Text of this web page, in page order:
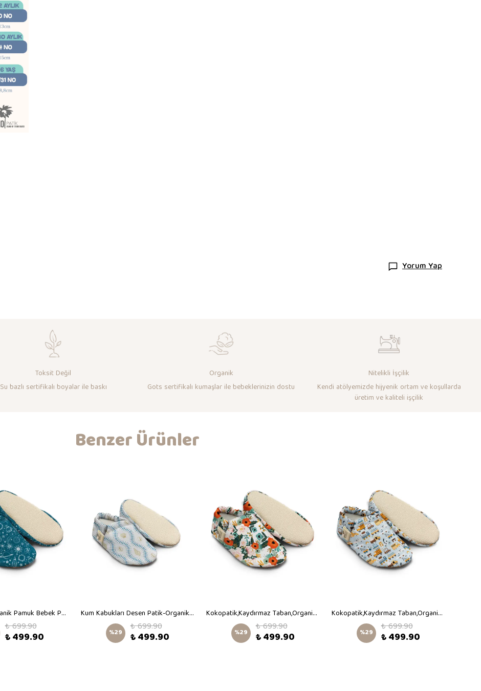
Yorum Yap
Toksit Değil
Su bazlı sertifikalı boyalar ile baskı
Organik
Gots sertifikalı kumaşlar ile bebeklerinizin dostu
Nitelikli İşçilik
Kendi atölyemizde hijyenik ortam ve koşullarda
üretim ve kaliteli işçilik
Benzer Ürünler
Kokopatik,Organik Pamuk Bebek Patiği,Kaydırmaz Taban,Yenidoğan Patik,Ev Kreş Ayakkabısı,Uzay Desen Patik
₺ 699.90
₺ 499.90
Kum Kabukları Desen Patik-Organik Pamuk Bebek Patiği, Kaydırmaz Taban, Yenidoğan Patik
%29 ₺ 699.90
₺ 499.90
Kokopatik,Kaydırmaz Taban,Organik Pamuk Astarlı Ev Patiği,İlk Adım Ayakkabısı,Nisan Çiçekleri Desenli Patik
%29 ₺ 699.90
₺ 499.90
Kokopatik,Kaydırmaz Taban,Organik Pamuk Astarlı Ev Patiği,İlk Adım Ayakkabısı,İş Makineleri Desenli Patik
%29 ₺ 699.90
₺ 499.90